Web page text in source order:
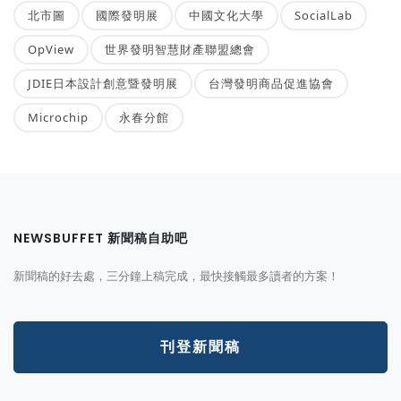
北市圖 國際發明展 中國文化大學 SocialLab
OpView 世界發明智慧財產聯盟總會
JDIE日本設計創意暨發明展 台灣發明商品促進協會
Microchip 永春分館
NEWSBUFFET 新聞稿自助吧
新聞稿的好去處，三分鐘上稿完成，最快接觸最多讀者的方案！
刊登新聞稿